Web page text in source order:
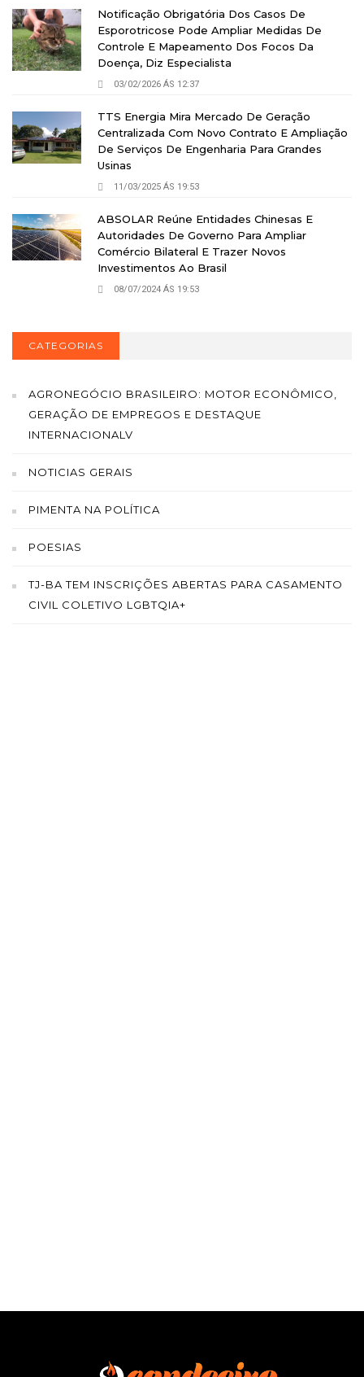
Notificação Obrigatória Dos Casos De
Esporotricose Pode Ampliar Medidas De
Controle E Mapeamento Dos Focos Da
Doença, Diz Especialista
03/02/2026 ÁS 12:37
TTS Energia Mira Mercado De Geração
Centralizada Com Novo Contrato E Ampliação
De Serviços De Engenharia Para Grandes
Usinas
11/03/2025 ÁS 19:53
ABSOLAR Reúne Entidades Chinesas E
Autoridades De Governo Para Ampliar
Comércio Bilateral E Trazer Novos
Investimentos Ao Brasil
08/07/2024 ÁS 19:53
CATEGORIAS
AGRONEGÓCIO BRASILEIRO: MOTOR ECONÔMICO,
GERAÇÃO DE EMPREGOS E DESTAQUE
INTERNACIONALV
NOTICIAS GERAIS
PIMENTA NA POLÍTICA
POESIAS
TJ-BA TEM INSCRIÇÕES ABERTAS PARA CASAMENTO
CIVIL COLETIVO LGBTQIA+